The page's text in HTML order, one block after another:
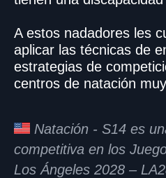
A estos nadadores les
aplicar las técnicas de
estrategias de
centros de natación
Natación - S14 es
competitiva en los
Los Ángeles 2028 –